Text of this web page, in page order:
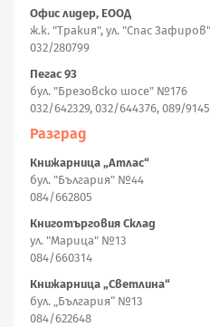
Офис лидер, ЕООД
ж.к. "Тракия", ул. "Спас
032/280799
Пегас 93
бул. "Брезовско шосе" №176
032/642329, 032/644376, 089/
Разград
Книжарница „Атлас“
бул. "България" №44
084/662805
Книготърговия Склад
ул. "Марица" №13
084/660314
Книжарница „Светлина“
бул. „България“ №13
084/622648